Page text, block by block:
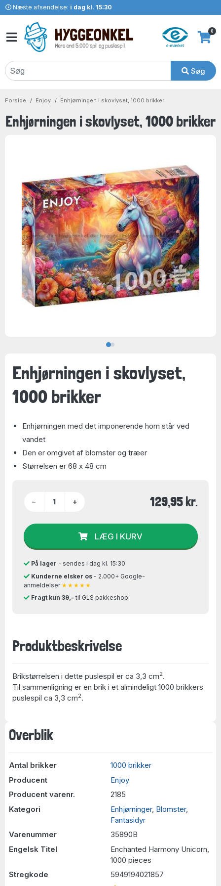
Næste afsendelse: i dag kl. 15:30
Søg
0
Forside Enjoy Enhjørningen i skovlyset, 1000 brikker
Enhjørningen i skovlyset, 1000 brikker
Overblik
Antal brikker
1000 brikker
Producent
Enjoy
Producent varenr.
2185
Kategori
Enhjørninger, Blomster,
Fantasidyr
Varenummer
35890B
Engelsk Titel
Enchanted Harmony Unicorn,
1000 pieces
Stregkode
5949194021857
Enhjørningen i skovlyset,
1000 brikker
Enhjørningen med det imponerende horn står ved
vandet
Den er omgivet af blomster og træer
Størrelsen er 68 x 48 cm
− + 129,95 kr.
LÆG I KURV
På lager - sendes i dag kl. 15:30
Kunderne elsker os- 2.000+ Google-
anmeldelser ★★★★★
Fragt kun 39,- til GLS pakkeshop
Produktbeskrivelse
Brikstørrelsen i dette puslespil er ca 3,3 cm2.
Til sammenligning er en brik i et almindeligt 1000 brikkers
puslespil ca 3,3 cm2.